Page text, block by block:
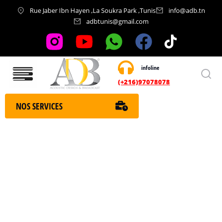
Rue Jaber Ibn Hayen ,La Soukra Park ,Tunis
info@adb.tn
adbtunis@gmail.com
infoline
(+216)97078078
Nos services
NOS SERVICES